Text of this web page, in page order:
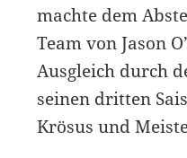
machte dem
Team von Jason
Ausgleich durch
seinen dritten
Krösus und